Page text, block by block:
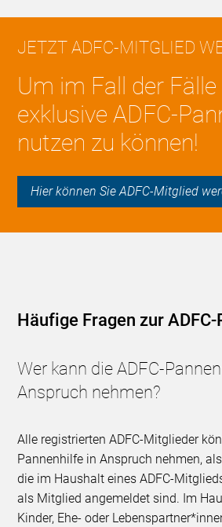
JETZT ADFC-MITGLIED
Um im Fall der Fälle
exklusive ADFC-
nutzen zu können!
Hier können Sie ADFC-Mitglied
Häufige Fragen zur
Wer kann die ADFC-
Anspruch nehmen?
Alle registrierten ADFC-Mitglieder
Pannenhilfe in Anspruch nehmen,
die im Haushalt eines ADFC-
als Mitglied angemeldet sind. Im
Kinder, Ehe- oder